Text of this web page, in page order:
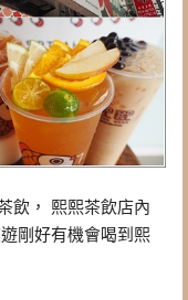
飲， 熙熙茶飲店內
剛好有機會喝到熙